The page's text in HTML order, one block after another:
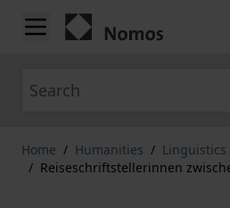
Skip to Content
Home / Humanities / Linguistics
/ Reiseschriftstellerinnen